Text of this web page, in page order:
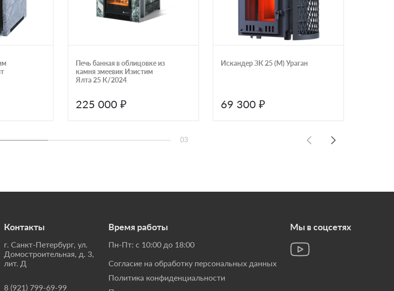
Печь банная в облицовке из
камня змеевик Изистим
Ялта 25 К/2024
225 000 ₽
Искандер ЗК 25 (M) Ураган
69 300 ₽
03
Контакты
г. Санкт-Петербург, ул.
Домостроительная, д. 3,
лит. Д
8 (921) 799-69-99
Время работы
Пн-Пт: с 10:00 до 18:00
Согласие на обработку персональных данных
Политика конфиденциальности
Мы в соцсетях